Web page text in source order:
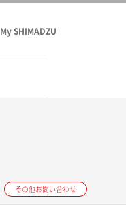
My SHIMADZU
その他お問い合わせ